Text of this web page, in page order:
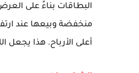
البطاقات بناءً على
منخفضة وبيعها عند
أعلى الأرباح. هذا يجعل